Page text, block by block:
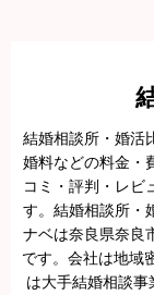
結婚相談所・婚活
婚料などの料金・
コミ・評判・レビ
す。結婚相談所・
ナベは奈良県奈良
です。会社は地域
は大手結婚相談